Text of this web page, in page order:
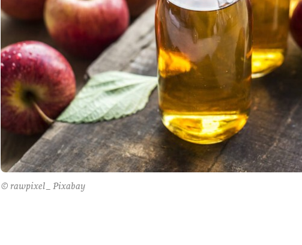
© rawpixel_ Pixabay